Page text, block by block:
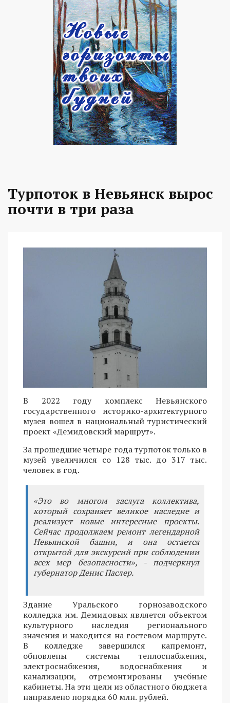
Турпоток в Невьянск вырос
почти в три раза
В 2022 году комплекс Невьянского
государственного историко-архитектурного
музея вошел в национальный туристический
проект «Демидовский маршрут».
За прошедшие четыре года турпоток только в
музей увеличился со 128 тыс. до 317 тыс.
человек в год.
«Это во многом заслуга коллектива,
который сохраняет великое наследие и
реализует новые интересные проекты.
Сейчас продолжаем ремонт легендарной
Невьянской башни, и она остается
открытой для экскурсий при соблюдении
всех мер безопасности», - подчеркнул
губернатор Денис Паслер.
Здание Уральского горнозаводского
колледжа им. Демидовых является объектом
культурного наследия регионального
значения и находится на гостевом маршруте.
В колледже завершился капремонт,
обновлены системы теплоснабжения,
электроснабжения, водоснабжения и
канализации, отремонтированы учебные
кабинеты. На эти цели из областного бюджета
направлено порядка 60 млн. рублей.